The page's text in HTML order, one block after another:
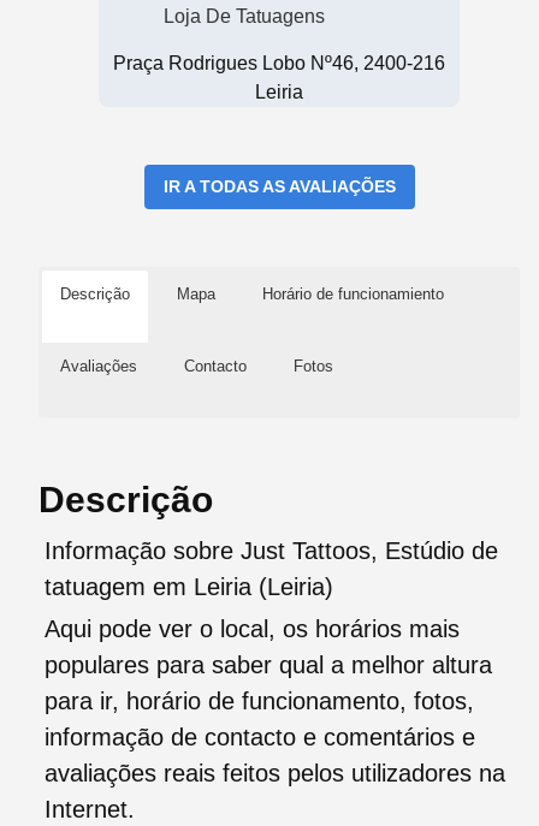
Loja De Tatuagens
Praça Rodrigues Lobo Nº46, 2400-216
Leiria
IR A TODAS AS AVALIAÇÕES
Descrição Mapa Horário de funcionamiento
Avaliações Contacto Fotos
Descrição
Informação sobre Just Tattoos, Estúdio de
tatuagem em Leiria (Leiria)
Aqui pode ver o local, os horários mais
populares para saber qual a melhor altura
para ir, horário de funcionamento, fotos,
informação de contacto e comentários e
avaliações reais feitos pelos utilizadores na
Internet.